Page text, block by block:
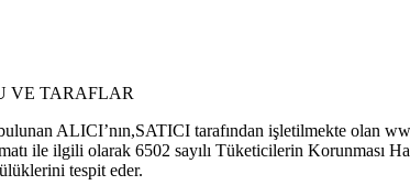
VE TARAFLAR
ALICI’nın,SATICI tarafından işletilmekte olan
ile ilgili olarak 6502 sayılı Tüketicilerin
tespit eder.